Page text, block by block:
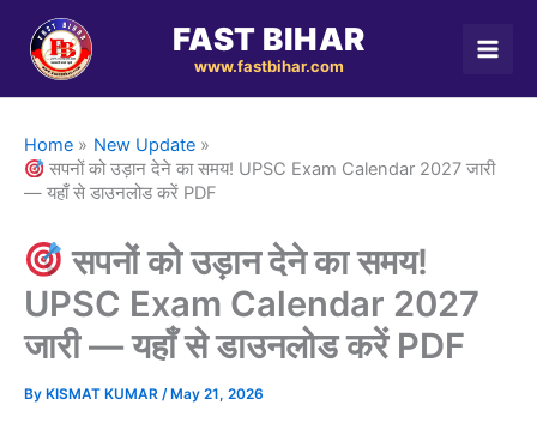
content
FAST BIHAR
www.fastbihar.com
Home
New Update
सपनों को उड़ान देने का समय! UPSC Exam Calendar 2027 जारी
— यहाँ से डाउनलोड करें PDF
सपनों को उड़ान देने का समय!
UPSC Exam Calendar 2027
जारी — यहाँ से डाउनलोड करें PDF
By KISMAT KUMAR /May 21, 2026